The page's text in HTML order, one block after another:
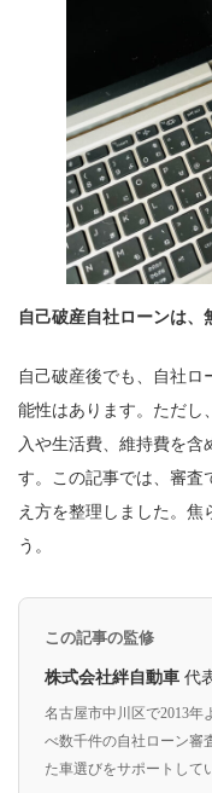
自己破産自社ローンは、
自己破産後でも、自社ロ
能性はあります。ただし
入や生活費、維持費を
す。この記事では、審査
え方を整理しました。焦
う。
この記事の監修
株式会社絆自動車 代
名古屋市中川区で2013年
べ数千件の自社ローン審
た車選びをサポートして